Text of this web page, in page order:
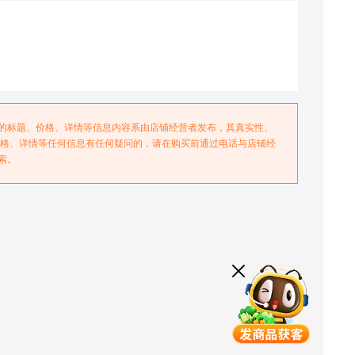
题、价格、详情等信息内容系由店铺经营者发布，其真实性、
、详情等任何信息有任何疑问的，请在购买前通过电话与店铺经
。